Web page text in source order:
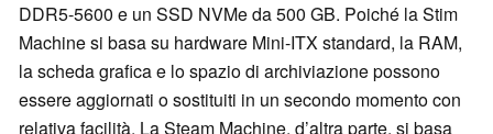
DDR5-5600 e un SSD NVMe da 500 GB. Poiché la Stim
Machine si basa su hardware Mini-ITX standard, la RAM,
la scheda grafica e lo spazio di archiviazione possono
essere aggiornati o sostituiti in un secondo momento con
relativa facilità. La Steam Machine, d’altra parte, si basa